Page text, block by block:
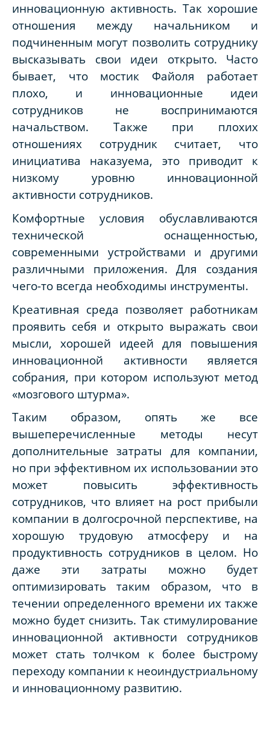
инновационную активность. Так хорошие
отношения между начальником и
подчиненным могут позволить сотруднику
высказывать свои идеи открыто. Часто
бывает, что мостик Файоля работает
плохо, и инновационные идеи
сотрудников не воспринимаются
начальством. Также при плохих
отношениях сотрудник считает, что
инициатива наказуема, это приводит к
низкому уровню инновационной
активности сотрудников.
Комфортные условия обуславливаются
технической оснащенностью,
современными устройствами и другими
различными приложения. Для создания
чего-то всегда необходимы инструменты.
Креативная среда позволяет работникам
проявить себя и открыто выражать свои
мысли, хорошей идеей для повышения
инновационной активности является
собрания, при котором используют метод
«мозгового штурма».
Таким образом, опять же все
вышеперечисленные методы несут
дополнительные затраты для компании,
но при эффективном их использовании это
может повысить эффективность
сотрудников, что влияет на рост прибыли
компании в долгосрочной перспективе, на
хорошую трудовую атмосферу и на
продуктивность сотрудников в целом. Но
даже эти затраты можно будет
оптимизировать таким образом, что в
течении определенного времени их также
можно будет снизить. Так стимулирование
инновационной активности сотрудников
может стать толчком к более быстрому
переходу компании к неоиндустриальному
и инновационному развитию.